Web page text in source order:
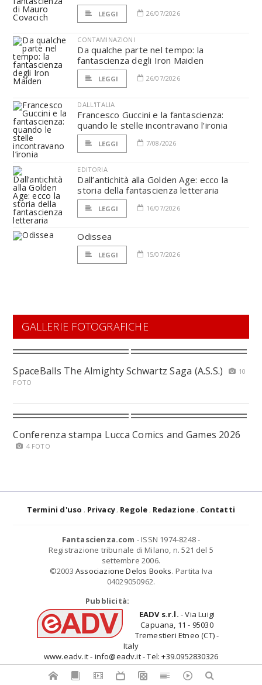
LEGGI 26/07/2026
CONTAMINAZIONI
Da qualche parte nel tempo: la
fantascienza degli Iron Maiden
LEGGI 26/07/2026
DALL'ITALIA
Francesco Guccini e la fantascienza:
quando le stelle incontravano l’ironia
LEGGI 7/08/2026
EDITORIA
Dall’antichità alla Golden Age: ecco la
storia della fantascienza letteraria
LEGGI 16/07/2026
Odissea
LEGGI 15/07/2026
GALLERIE FOTOGRAFICHE
SpaceBalls The Almighty Schwartz Saga (A.S.S.)
10
FOTO
Conferenza stampa Lucca Comics and Games 2026
4 FOTO
Termini d'uso Privacy Regole Redazione Contatti
Fantascienza.com - ISSN 1974-8248 -
Registrazione tribunale di Milano, n. 521 del 5
settembre 2006.
©2003 Associazione Delos Books. Partita Iva
04029050962.
Pubblicità:
EADV s.r.l. - Via Luigi
Capuana, 11 - 95030
Tremestieri Etneo (CT) -
Italy
www.eadv.it - info@eadv.it - Tel: +39.0952830326